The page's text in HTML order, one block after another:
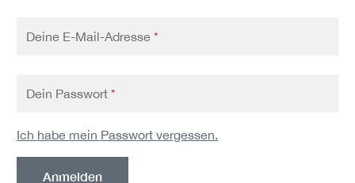
Deine E-Mail-Adresse *
Dein Passwort *
Ich habe mein Passwort vergessen.
Anmelden